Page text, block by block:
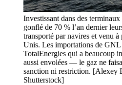
Investissant dans des
gonflé de 70 % l’an dernier
transporté par navires et venu
Unis. Les importations de GNL
TotalEnergies qui a beaucoup
aussi envolées — le gaz ne
sanction ni restriction. [Alexey
Shutterstock]